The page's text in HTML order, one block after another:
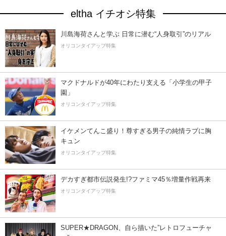
eltha イチオシ特集
川島海荷さんと学ぶ 日常に潜む“人身取引”のリアル
オリコンタイアップ特集
マクドナルドが40年にわたり支える「小学生の甲子
園」
オリコンタイアップ特集
イケメンてんこ盛り！尊すぎる男子の純情ラブに胸
キュン
オリコンタイアップ特集
デカすぎ都市伝説発生!?ファミマ45％増量作戦再来
オリコンタイアップ特集
SUPER★DRAGON、自ら描いた”レトロフューチャ